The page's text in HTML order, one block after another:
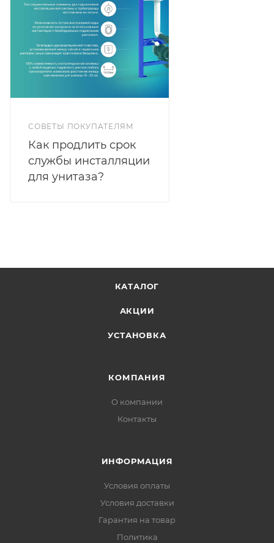
СОВЕТЫ ПОКУПАТЕЛЯМ
Как продлить срок
службы инсталляции
для унитаза?
КАТАЛОГ
АКЦИИ
УСТАНОВКА
КОМПАНИЯ
О компании
Контакты
ИНФОРМАЦИЯ
Условия оплаты
Условия доставки
Гарантия на товар
Политика